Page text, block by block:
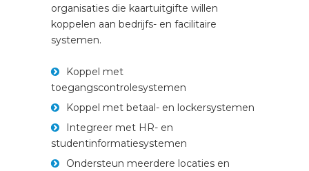
organisaties die kaartuitgifte willen
koppelen aan bedrijfs- en facilitaire
systemen.
Koppel met
toegangscontrolesystemen
Koppel met betaal- en lockersystemen
Integreer met HR- en
studentinformatiesystemen
Ondersteun meerdere locaties en